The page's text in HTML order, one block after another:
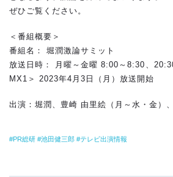
ぜひご覧ください。
＜番組概要＞
番組名： 堀潤激論サミット
放送日時： 月曜～金曜 8:00～8:30、
MX1＞ 2023年4月3日（月）放送開始
出演：堀潤、豊崎 由里絵（月～水・金）
PR総研 池田健三郎 テレビ出演情報